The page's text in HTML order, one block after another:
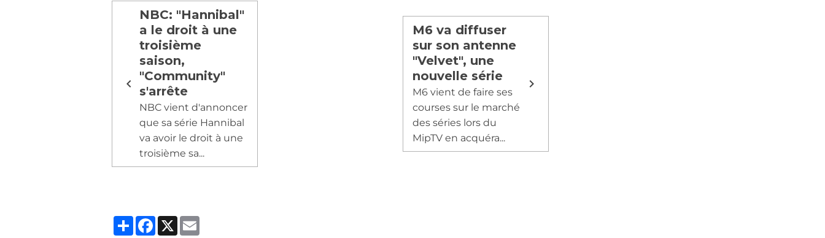
NBC: "Hannibal"
a le droit à une
troisième
saison,
"Community"
s'arrête
NBC vient d'annoncer
que sa série Hannibal
va avoir le droit à une
troisième sa...
M6 va diffuser
sur son antenne
"Velvet", une
nouvelle série
M6 vient de faire ses
courses sur le marché
des séries lors du
MipTV en acquéra...
Partager
Facebook
X